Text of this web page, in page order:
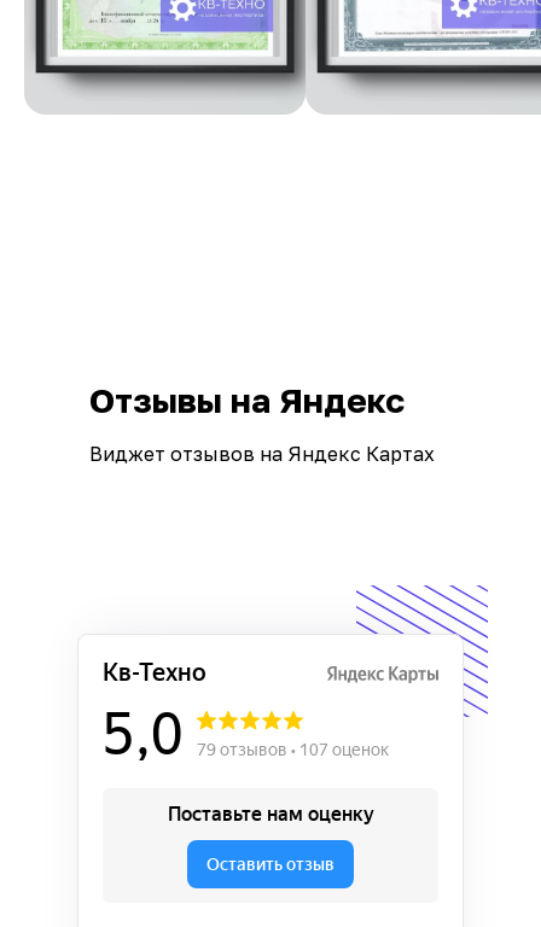
Виджет отзывов на Яндекс Картах
Отзывы на Яндекс